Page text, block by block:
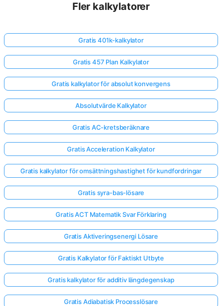
Fler kalkylatorer
Gratis 401k-kalkylator
Gratis 457 Plan Kalkylator
Gratis kalkylator för absolut konvergens
Absolutvärde Kalkylator
Gratis AC-kretsberäknare
Gratis Acceleration Kalkylator
Gratis kalkylator för omsättningshastighet för kundfordringar
Gratis syra-bas-lösare
Gratis ACT Matematik Svar Förklaring
Gratis Aktiveringsenergi Lösare
Gratis Kalkylator för Faktiskt Utbyte
Gratis kalkylator för additiv längdegenskap
Gratis Adiabatisk Processlösare